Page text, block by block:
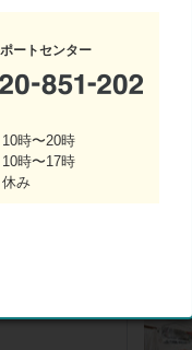
引!】
に値引させ
用条件に
家庭
ートセンター
時〜20時
時〜17時
休み